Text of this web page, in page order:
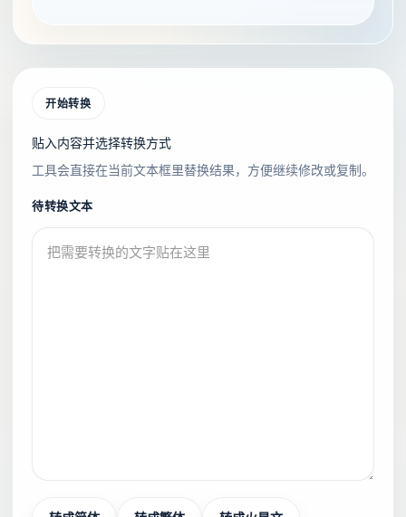
开始转换
贴入内容并选择转换方式
工具会直接在当前文本框里替换结果，方便继续修改或复制。
待转换文本